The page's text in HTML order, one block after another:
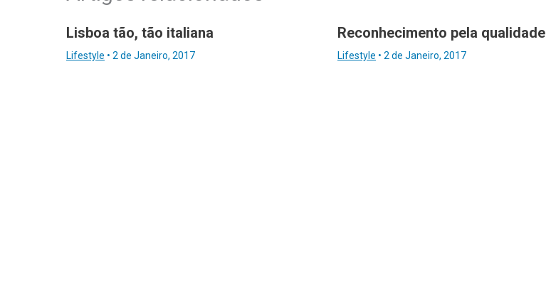
Lisboa tão, tão italiana
Lifestyle • 2 de Janeiro, 2017
Reconhecimento pela qualidade
Lifestyle • 2 de Janeiro, 2017